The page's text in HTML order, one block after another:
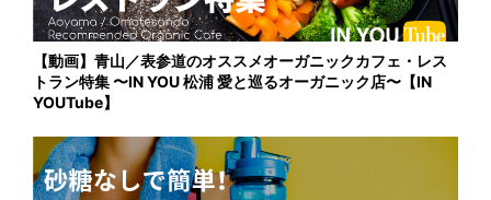
【動画】青山／表参道のオススメオーガニックカフェ・レス
トラン特集 〜IN YOU 松浦 愛と巡るオーガニック店〜【IN
YOUTube】